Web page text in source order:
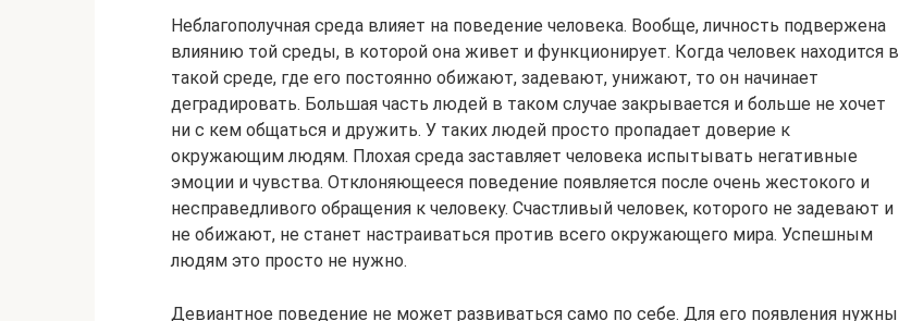
Неблагополучная среда влияет на поведение человека. Вообще, личность подвержена
влиянию той среды, в которой она живет и функционирует. Когда человек находится в
такой среде, где его постоянно обижают, задевают, унижают, то он начинает
деградировать. Большая часть людей в таком случае закрывается и больше не хочет
ни с кем общаться и дружить. У таких людей просто пропадает доверие к
окружающим людям. Плохая среда заставляет человека испытывать негативные
эмоции и чувства. Отклоняющееся поведение появляется после очень жестокого и
несправедливого обращения к человеку. Счастливый человек, которого не задевают и
не обижают, не станет настраиваться против всего окружающего мира. Успешным
людям это просто не нужно.
Девиантное поведение не может развиваться само по себе. Для его появления нужны